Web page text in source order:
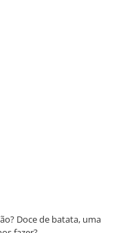
Doce de batata, uma